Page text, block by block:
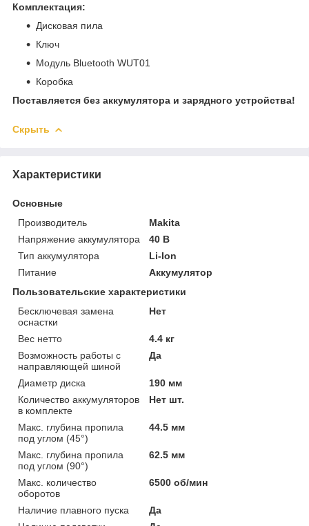
Комплектация:
Дисковая пила
Ключ
Модуль Bluetooth WUT01
Коробка
Поставляется без аккумулятора и зарядного устройства!
Скрыть
Характеристики
Основные
Производитель
Makita
Напряжение аккумулятора
40 В
Тип аккумулятора
Li-Ion
Питание
Аккумулятор
Пользовательские характеристики
Бесключевая замена
оснастки
Нет
Вес нетто
4.4 кг
Возможность работы с
направляющей шиной
Да
Диаметр диска
190 мм
Количество аккумуляторов
в комплекте
Нет шт.
Макс. глубина пропила
под углом (45°)
44.5 мм
Макс. глубина пропила
под углом (90°)
62.5 мм
Макс. количество
оборотов
6500 об/мин
Наличие плавного пуска
Да